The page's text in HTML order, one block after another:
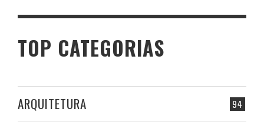
TOP CATEGORIAS
94
ARQUITETURA